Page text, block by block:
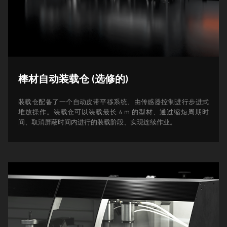
棒材自动装载仓 (选修的)
装载仓配备了一个自动皮带平移系统、由传感器控制进行步进式
堆放操作。装载仓可以装载最长 6 m 的型材、通过缩短周期时
间、取消屏蔽时间内进行的装载阶段、实现连续作业。